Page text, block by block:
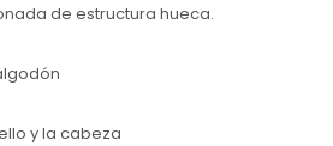
de estructura hueca.
y la cabeza